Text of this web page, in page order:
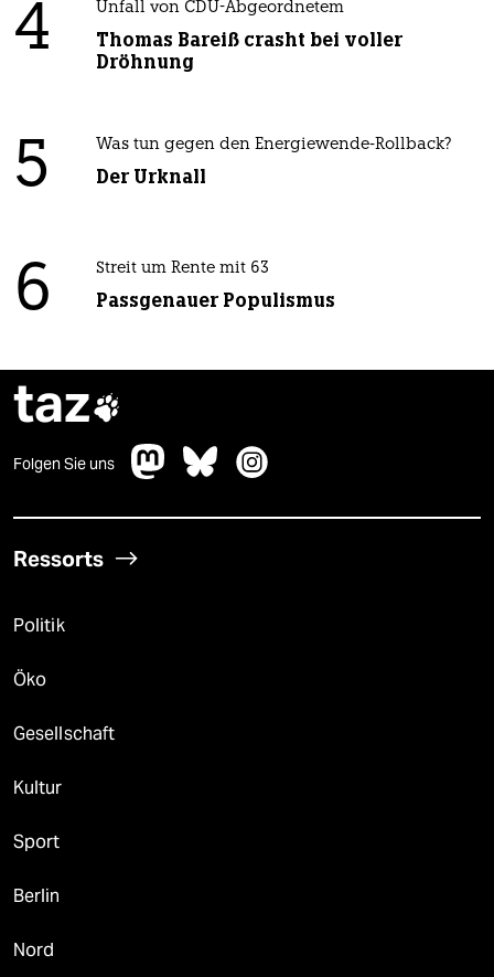
4 Unfall von CDU-Abgeordnetem
Thomas Bareiß crasht bei voller
Dröhnung
5 Was tun gegen den Energiewende-Rollback?
Der Urknall
6 Streit um Rente mit 63
Passgenauer Populismus
taz
Folgen Sie uns
Ressorts
Politik
Öko
Gesellschaft
Kultur
Sport
Berlin
Nord